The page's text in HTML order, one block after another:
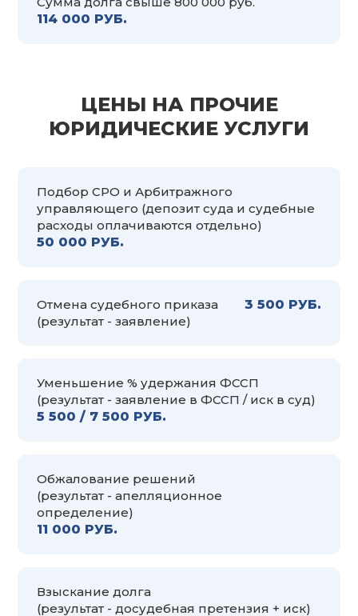
114 000 РУБ.
ЦЕНЫ НА ПРОЧИЕ
ЮРИДИЧЕСКИЕ УСЛУГИ
Подбор СРО и Арбитражного
управляющего (депозит суда и судебные
расходы оплачиваются отдельно)
50 000 РУБ.
Отмена судебного приказа
(результат - заявление)
3 500 РУБ.
Уменьшение % удержания ФССП
(результат - заявление в ФССП / иск в суд)
5 500 / 7 500 РУБ.
Обжалование решений
(результат - апелляционное
определение)
11 000 РУБ.
Взыскание долга
(результат - досудебная претензия + иск)